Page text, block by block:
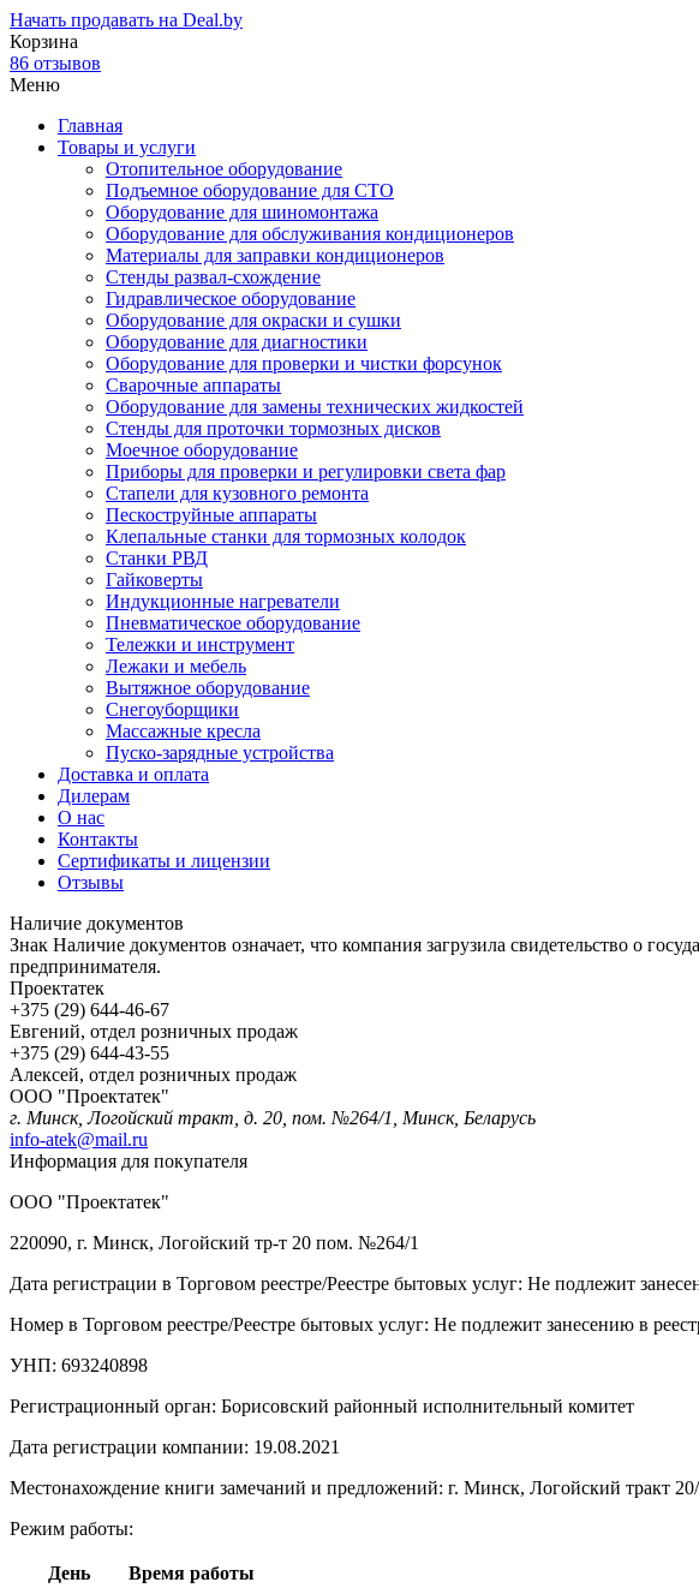
Начать продавать на Deal.by
Корзина
86 отзывов
Меню
Главная
Товары и услуги
Отопительное оборудование
Подъемное оборудование для СТО
Оборудование для шиномонтажа
Оборудование для обслуживания кондиционеров
Материалы для заправки кондиционеров
Стенды развал-схождение
Гидравлическое оборудование
Оборудование для окраски и сушки
Оборудование для диагностики
Оборудование для проверки и чистки форсунок
Сварочные аппараты
Оборудование для замены технических жидкостей
Стенды для проточки тормозных дисков
Моечное оборудование
Приборы для проверки и регулировки света фар
Стапели для кузовного ремонта
Пескоструйные аппараты
Клепальные станки для тормозных колодок
Станки РВД
Гайковерты
Индукционные нагреватели
Пневматическое оборудование
Тележки и инструмент
Лежаки и мебель
Вытяжное оборудование
Снегоуборщики
Массажные кресла
Пуско-зарядные устройства
Доставка и оплата
Дилерам
О нас
Контакты
Сертификаты и лицензии
Отзывы
Наличие документов
Знак Наличие документов означает, что компания загрузила свидетельство о
предпринимателя.
Проектатек
+375 (29) 644-46-67
Евгений, отдел розничных продаж
+375 (29) 644-43-55
Алексей, отдел розничных продаж
ООО "Проектатек"
г. Минск, Логойский тракт, д. 20, пом. №264/1, Минск, Беларусь
info-atek@mail.ru
Информация для покупателя
ООО "Проектатек"
220090, г. Минск, Логойский тр-т 20 пом. №264/1
Дата регистрации в Торговом реестре/Реестре бытовых услуг: Не подлежит
Номер в Торговом реестре/Реестре бытовых услуг: Не подлежит занесению в
УНП: 693240898
Регистрационный орган: Борисовский районный исполнительный комитет
Дата регистрации компании: 19.08.2021
Местонахождение книги замечаний и предложений: г. Минск, Логойский тракт 20/
Режим работы:
День
Время работы